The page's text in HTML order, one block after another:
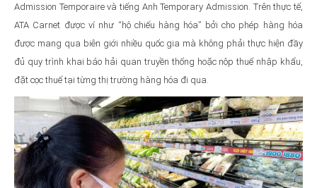
Admission Temporaire và tiếng Anh Temporary Admission. Trên thực tế,
ATA Carnet được ví như “hộ chiếu hàng hóa” bởi cho phép hàng hóa
được mang qua biên giới nhiều quốc gia mà không phải thực hiện đầy
đủ quy trình khai báo hải quan truyền thống hoặc nộp thuế nhập khẩu,
đặt cọc thuế tại từng thị trường hàng hóa đi qua.